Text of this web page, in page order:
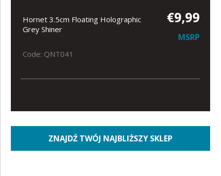
Hornet 3.5cm Floating Holographic
Grey Shiner
€9,99
MSRP
Code: QNT041
ZNAJDŹ TWÓJ NAJBLIŻSZY SKLEP